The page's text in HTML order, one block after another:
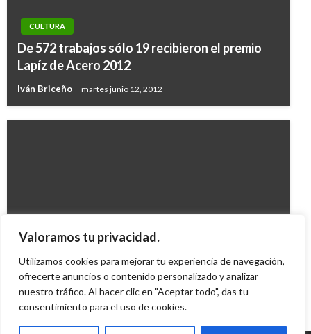
Valoramos tu privacidad.
Utilizamos cookies para mejorar tu experiencia de navegación,
ofrecerte anuncios o contenido personalizado y analizar
nuestro tráfico. Al hacer clic en "Aceptar todo", das tu
consentimiento para el uso de cookies.
CULTURA
De 572 trabajos sólo 19 recibieron el premio
Lapíz de Acero 2012
Iván Briceño martes junio 12, 2012
CULTURA
German Hernandez miércoles octubre 15, 2008